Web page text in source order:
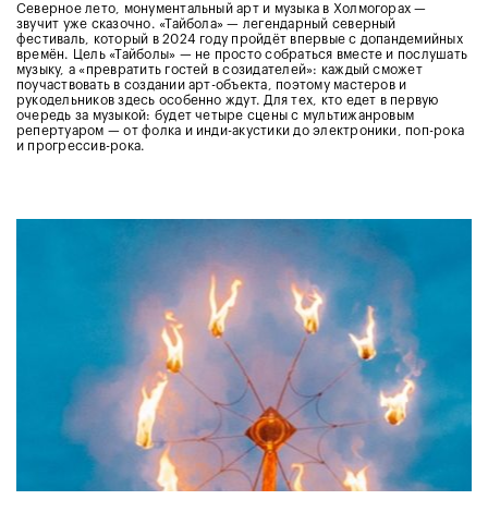
Северное лето, монументальный арт и музыка в Холмогорах —
звучит уже сказочно. «Тайбола» — легендарный северный
фестиваль, который в 2024 году пройдёт впервые с допандемийных
времён. Цель «Тайболы» — не просто собраться вместе и послушать
музыку, а «превратить гостей в созидателей»: каждый сможет
поучаствовать в создании арт-объекта, поэтому мастеров и
рукодельников здесь особенно ждут. Для тех, кто едет в первую
очередь за музыкой: будет четыре сцены с мультижанровым
репертуаром — от фолка и инди-акустики до электроники, поп-рока
и прогрессив-рока.